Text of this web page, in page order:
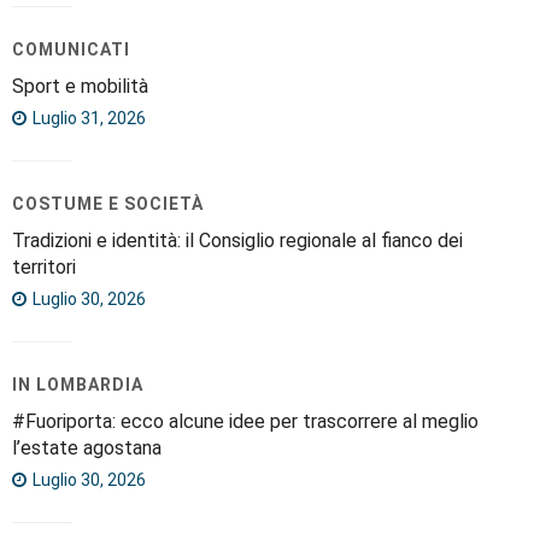
COMUNICATI
Sport e mobilità
Luglio 31, 2026
COSTUME E SOCIETÀ
Tradizioni e identità: il Consiglio regionale al fianco dei
territori
Luglio 30, 2026
IN LOMBARDIA
#Fuoriporta: ecco alcune idee per trascorrere al meglio
l’estate agostana
Luglio 30, 2026